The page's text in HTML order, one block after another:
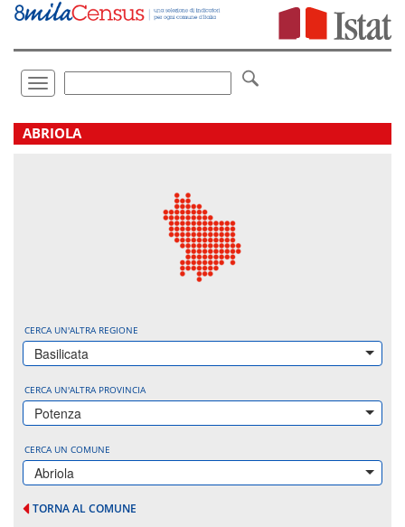
Vai
direttamente
Toggle
navigation
.
ABRIOLA
CERCA UN'ALTRA REGIONE
Basilicata
CERCA UN'ALTRA PROVINCIA
Potenza
CERCA UN COMUNE
Abriola
TORNA AL COMUNE